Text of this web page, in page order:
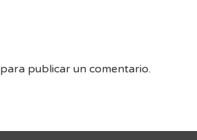
para publicar un comentario.